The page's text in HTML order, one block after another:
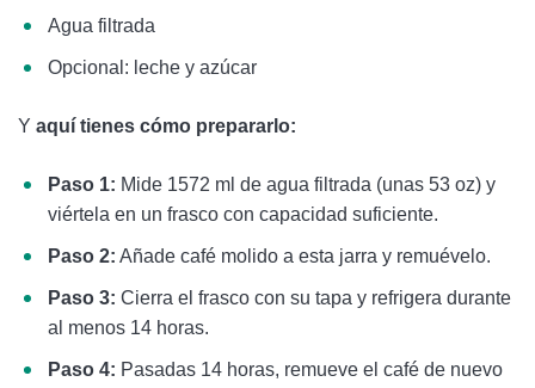
Agua filtrada
Opcional: leche y azúcar
Y aquí tienes cómo prepararlo:
Paso 1: Mide 1572 ml de agua filtrada (unas 53 oz) y
viértela en un frasco con capacidad suficiente.
Paso 2: Añade café molido a esta jarra y remuévelo.
Paso 3: Cierra el frasco con su tapa y refrigera durante
al menos 14 horas.
Paso 4: Pasadas 14 horas, remueve el café de nuevo